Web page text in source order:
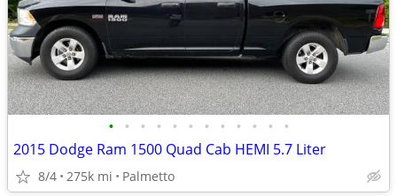
• • • • • • • • • • • •
2015 Dodge Ram 1500 Quad Cab HEMI 5.7 Liter
8/4 275k mi Palmetto